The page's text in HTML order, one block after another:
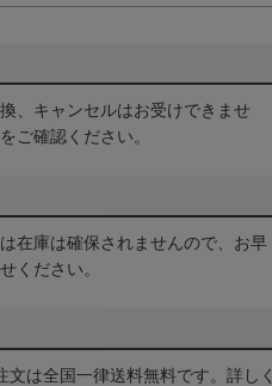
、キャンセルはお受けできませ
をご確認ください。
在庫は確保されませんので、お早
ください。
は全国一律送料無料です。詳しく